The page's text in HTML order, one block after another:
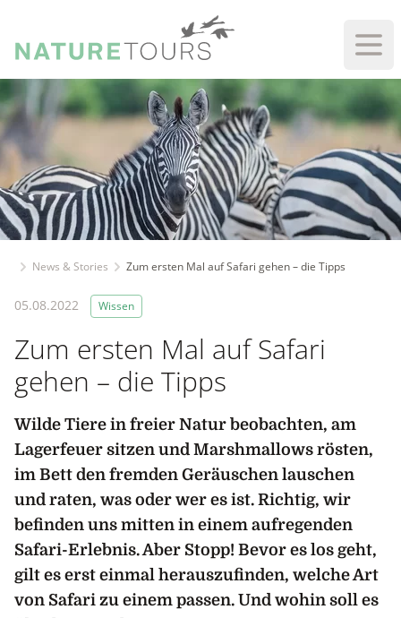
News & Stories Zum ersten Mal auf Safari gehen – die Tipps
05.08.2022 Wissen
Zum ersten Mal auf Safari
gehen – die Tipps
Wilde Tiere in freier Natur beobachten, am
Lagerfeuer sitzen und Marshmallows rösten,
im Bett den fremden Geräuschen lauschen
und raten, was oder wer es ist. Richtig, wir
befinden uns mitten in einem aufregenden
Safari-Erlebnis. Aber Stopp! Bevor es los geht,
gilt es erst einmal herauszufinden, welche Art
von Safari zu einem passen. Und wohin soll es